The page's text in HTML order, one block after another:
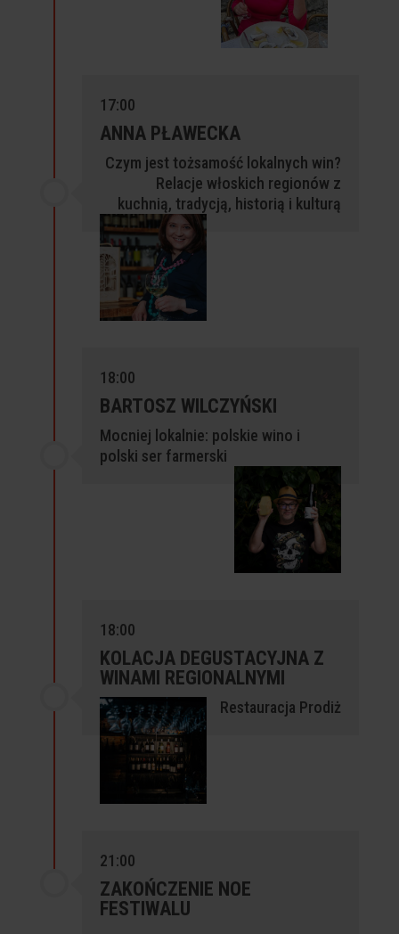
17:00
ANNA PŁAWECKA
Czym jest tożsamość lokalnych win?
Relacje włoskich regionów z
kuchnią, tradycją, historią i kulturą
18:00
BARTOSZ WILCZYŃSKI
Mocniej lokalnie: polskie wino i
polski ser farmerski
18:00
KOLACJA DEGUSTACYJNA Z
WINAMI REGIONALNYMI
Restauracja Prodiż
21:00
ZAKOŃCZENIE NOE
FESTIWALU